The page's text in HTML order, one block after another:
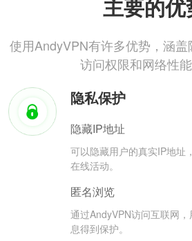
主要的优
使用AndyVPN有许多优势，涵盖
访问权限和网络性
隐私保护
隐藏IP地址
可以隐藏用户的真实IP地址
在线活动。
匿名浏览
通过AndyVPN访问互联网
息得到保护。